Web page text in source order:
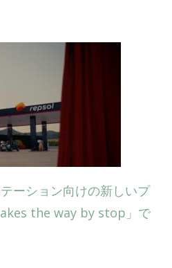
ーション向けの新しいプ
the way by stop」で